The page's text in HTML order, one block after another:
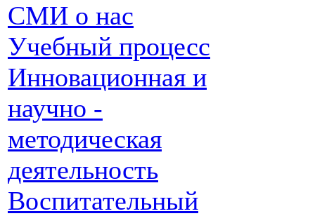
СМИ о нас
Учебный процесс
Инновационная и
научно -
методическая
деятельность
Воспитательный